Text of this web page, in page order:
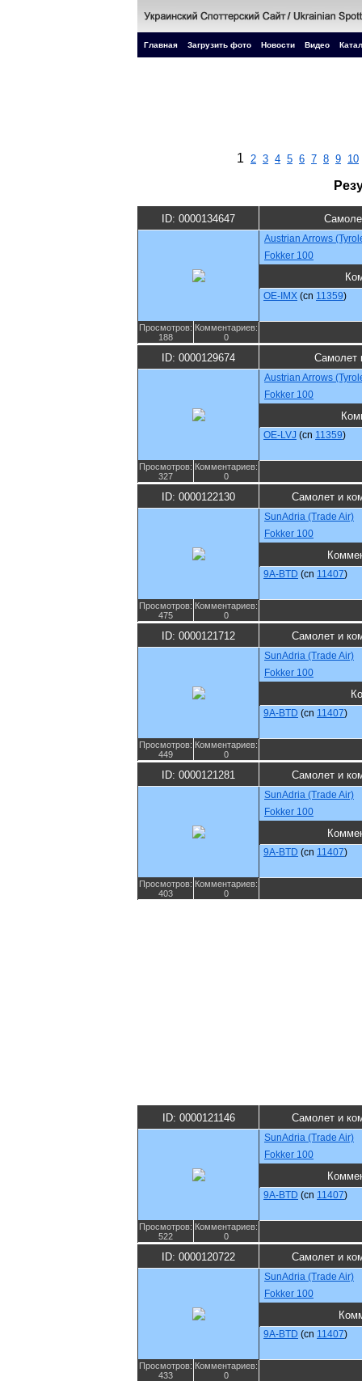
Главная Загрузить фото Новости Видео
1 2 3 4 5 6 7 8 9 10
ID: 0000134647
Austrian Arrows
Fokker 100
OE-IMX (cn 11359)
Просмотров:
188
Комментариев:
0
ID: 0000129674 Самолет
Austrian Arrows
Fokker 100
OE-LVJ (cn 11359)
Просмотров:
327
Комментариев:
0
ID: 0000122130 Самолет и
SunAdria (Trade Air)
Fokker 100
9A-BTD (cn 11407)
Просмотров:
475
Комментариев:
0
ID: 0000121712 Самолет и
SunAdria (Trade Air)
Fokker 100
9A-BTD (cn 11407)
Просмотров:
449
Комментариев:
0
ID: 0000121281 Самолет и
SunAdria (Trade Air)
Fokker 100
9A-BTD (cn 11407)
Просмотров:
403
Комментариев:
0
ID: 0000121146 Самолет и
SunAdria (Trade Air)
Fokker 100
9A-BTD (cn 11407)
Просмотров:
522
Комментариев:
0
ID: 0000120722 Самолет и
SunAdria (Trade Air)
Fokker 100
9A-BTD (cn 11407)
Просмотров:
433
Комментариев:
0